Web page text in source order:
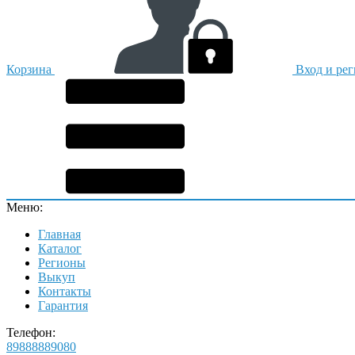
Корзина Вход и
Меню:
Главная
Каталог
Регионы
Выкуп
Контакты
Гарантия
Телефон:
89888889080